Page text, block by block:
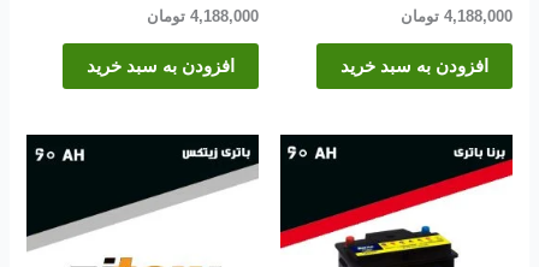
4,188,000 تومان
افزودن به سبد خرید
4,188,000 تومان
افزودن به سبد خرید